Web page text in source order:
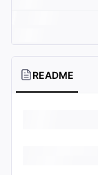
README